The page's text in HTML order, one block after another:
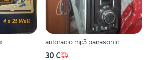
autoradio mp3 panasonic
30 €